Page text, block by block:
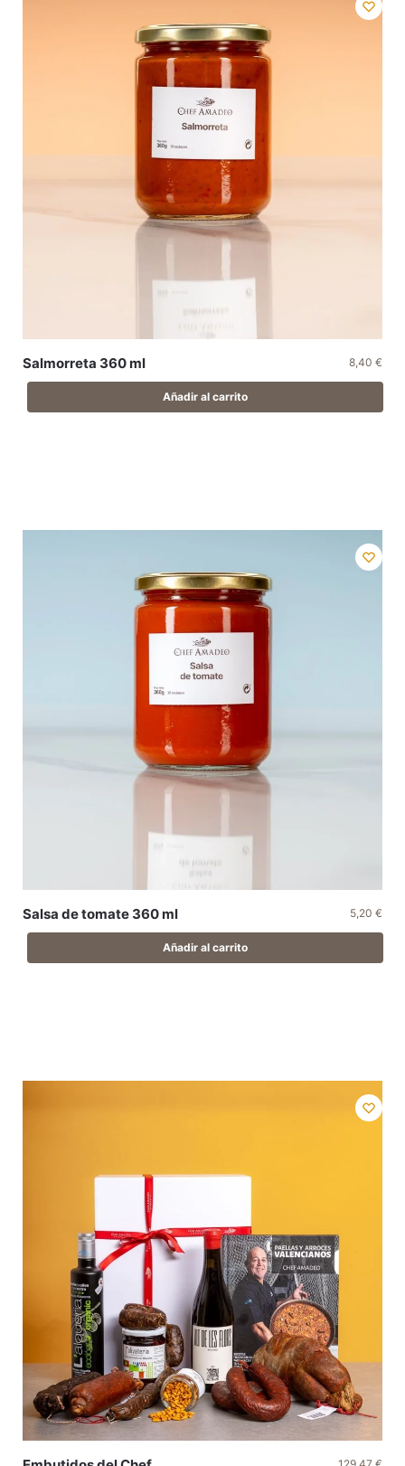
Salmorreta 360 ml 8,40 €
Añadir al carrito
Salsa de tomate 360 ml 5,20 €
Añadir al carrito